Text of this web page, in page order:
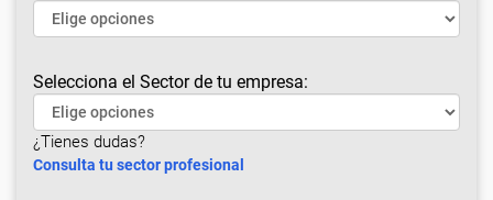
Selecciona el Sector de tu empresa:
¿Tienes dudas?
Consulta tu sector profesional